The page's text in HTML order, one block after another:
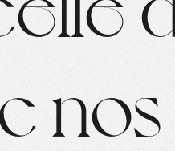
nos